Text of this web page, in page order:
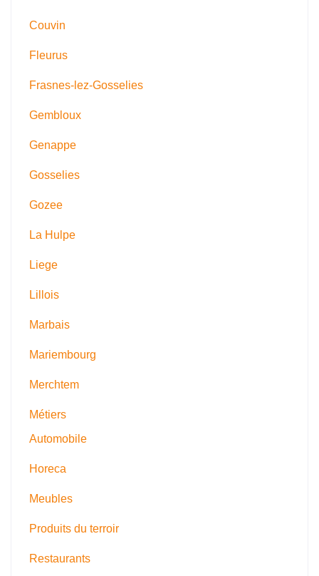
Couvin
Fleurus
Frasnes-lez-Gosselies
Gembloux
Genappe
Gosselies
Gozee
La Hulpe
Liege
Lillois
Marbais
Mariembourg
Merchtem
Métiers
Automobile
Horeca
Meubles
Produits du terroir
Restaurants